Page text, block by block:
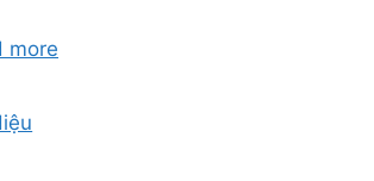
more